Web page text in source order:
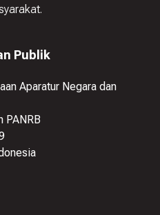
Publik
Aparatur Negara dan
PANRB